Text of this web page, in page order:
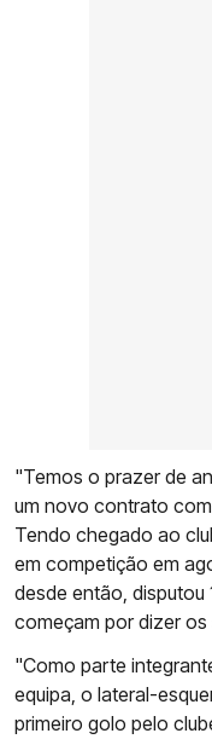
"Temos o prazer de
um novo contrato
Tendo chegado ao
em competição em
desde então,
começam por dizer os
"Como parte
equipa, o lateral-
primeiro golo pelo